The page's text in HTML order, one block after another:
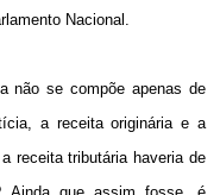
Nacional.
não se compõe apenas de
a receita originária e a
receita tributária haveria de